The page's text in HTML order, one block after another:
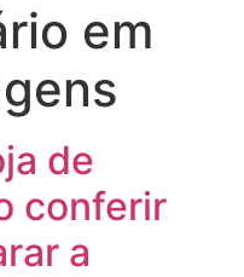
em
de
conferir
a